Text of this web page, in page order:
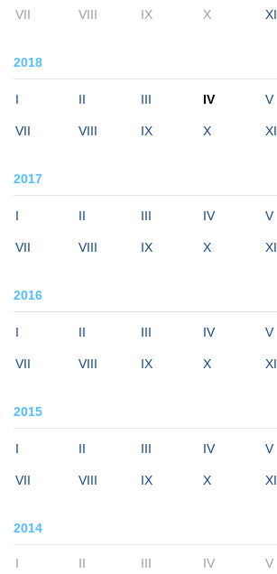
VII VIII IX X XI
2018
I II III IV V
VII VIII IX X XI
2017
I II III IV V
VII VIII IX X XI
2016
I II III IV V
VII VIII IX X XI
2015
I II III IV V
VII VIII IX X XI
2014
I II III IV V